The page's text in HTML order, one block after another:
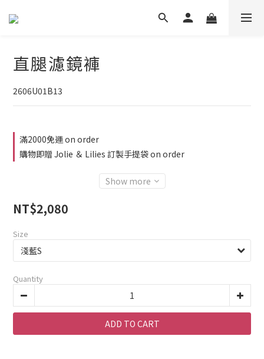
直腿濾鏡褲
2606U01B13
滿2000免運 on order
購物即贈 Jolie ＆ Lilies 訂製手提袋 on order
Show more
NT$2,080
Size
Quantity
ADD TO CART